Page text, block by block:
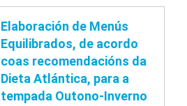
Elaboración de Menús
Equilibrados, de acordo
coas recomendacións da
Dieta Atlántica, para a
tempada Outono-Inverno